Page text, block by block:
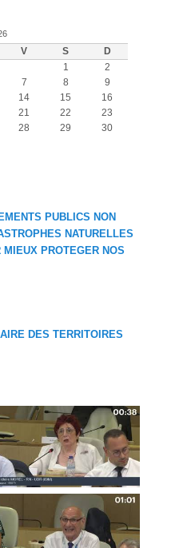
V S
D
1
2
7 8
9
14 15
16
21 22
23
28 29
30
PUBLICS NON
NATURELLES
PROTEGER NOS
DES TERRITOIRES